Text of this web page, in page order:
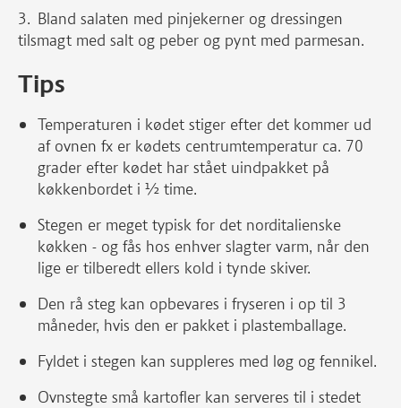
Bland salaten med pinjekerner og dressingen
tilsmagt med salt og peber og pynt med parmesan.
Tips
Temperaturen i kødet stiger efter det kommer ud
af ovnen fx er kødets centrumtemperatur ca. 70
grader efter kødet har stået uindpakket på
køkkenbordet i ½ time.
Stegen er meget typisk for det norditalienske
køkken - og fås hos enhver slagter varm, når den
lige er tilberedt ellers kold i tynde skiver.
Den rå steg kan opbevares i fryseren i op til 3
måneder, hvis den er pakket i plastemballage.
Fyldet i stegen kan suppleres med løg og fennikel.
Ovnstegte små kartofler kan serveres til i stedet